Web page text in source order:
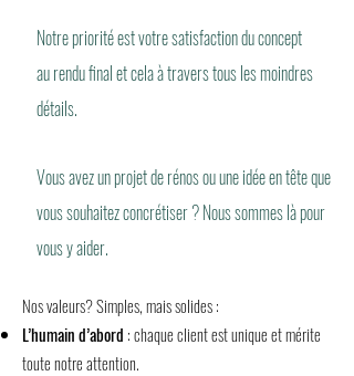
Notre priorité est votre satisfaction du concept
au rendu final et cela à travers tous les moindres
détails.
Vous avez un projet de rénos ou une idée en tête que
vous souhaitez concrétiser ? Nous sommes là pour
vous y aider.
Nos valeurs? Simples, mais solides :
L’humain d’abord : chaque client est unique et mérite
toute notre attention.